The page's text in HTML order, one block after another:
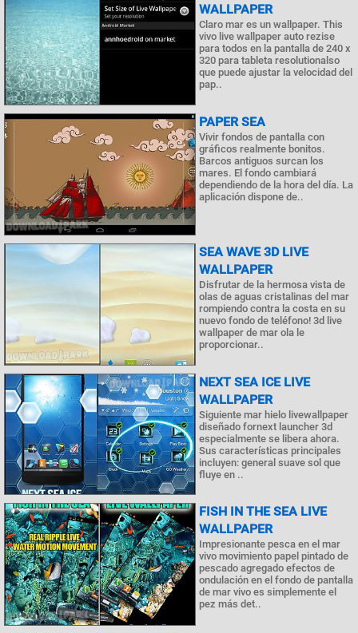
WALLPAPER
Claro mar es un wallpaper. This
vivo live wallpaper auto rezise
para todos en la pantalla de 240 x
320 para tableta resolutionalso
que puede ajustar la velocidad del
pap..
PAPER SEA
Vivir fondos de pantalla con
gráficos realmente bonitos.
Barcos antiguos surcan los
mares. El fondo cambiará
dependiendo de la hora del día. La
aplicación dispone de..
SEA WAVE 3D LIVE
WALLPAPER
Disfrutar de la hermosa vista de
olas de aguas cristalinas del mar
rompiendo contra la costa en su
nuevo fondo de teléfono! 3d live
wallpaper de mar ola le
proporcionar..
NEXT SEA ICE LIVE
WALLPAPER
Siguiente mar hielo livewallpaper
diseñado fornext launcher 3d
especialmente se libera ahora.
Sus características principales
incluyen: general suave sol que
fluye en ..
FISH IN THE SEA LIVE
WALLPAPER
Impresionante pesca en el mar
vivo movimiento papel pintado de
pescado agregado efectos de
ondulación en el fondo de pantalla
de mar vivo es simplemente el
pez más det..